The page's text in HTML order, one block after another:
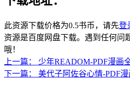
此资源下载价格为0.5书币，请先登
资源是百度网盘下载。遇到任何问
哦！
上一篇：
少年READOM-PDF漫画
下一篇：
美代子阿佐谷心情-PDF